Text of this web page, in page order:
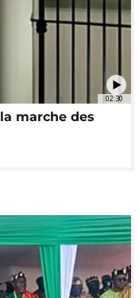
02:30
marche des